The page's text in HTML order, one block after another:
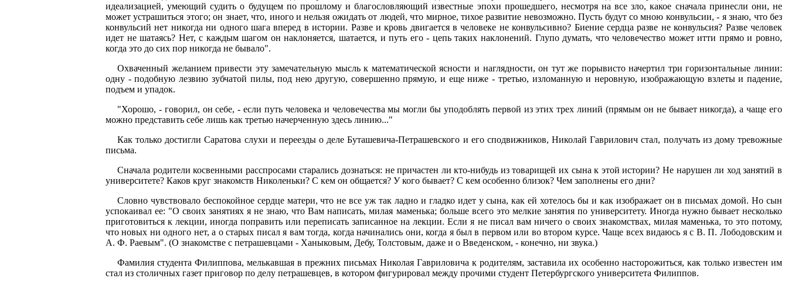
идеализацией, умеющий судить о будущем по прошлому и благословляющий известные эпохи прошедшего, несмотря на все зло, какое сначала принесли они, не
может устрашиться этого; он знает, что, иного и нельзя ожидать от людей, что мирное, тихое развитие невозможно. Пусть будут со мною конвульсии, - я знаю, что без
конвульсий нет никогда ни одного шага вперед в истории. Разве и кровь двигается в человеке не конвульсивно? Биение сердца разве не конвульсия? Разве человек
идет не шатаясь? Нет, с каждым шагом он наклоняется, шатается, и путь его - цепь таких наклонений. Глупо думать, что человечество может итти прямо и ровно,
когда это до сих пор никогда не бывало".
Охваченный желанием привести эту замечательную мысль к математической ясности и наглядности, он тут же порывисто начертил три горизонтальные линии:
одну - подобную лезвию зубчатой пилы, под нею другую, совершенно прямую, и еще ниже - третью, изломанную и неровную, изображающую взлеты и падение,
подъем и упадок.
"Хорошо, - говорил, он себе, - если путь человека и человечества мы могли бы уподоблять первой из этих трех линий (прямым он не бывает никогда), а чаще его
можно представить себе лишь как третью начерченную здесь линию..."
Как только достигли Саратова слухи и переезды о деле Буташевича-Петрашевского и его сподвижников, Николай Гаврилович стал, получать из дому тревожные
письма.
Сначала родители косвенными расспросами старались дознаться: не причастен ли кто-нибудь из товарищей их сына к этой истории? Не нарушен ли ход занятий в
университете? Каков круг знакомств Николеньки? С кем он общается? У кого бывает? С кем особенно близок? Чем заполнены его дни?
Словно чувствовало беспокойное сердце матери, что не все уж так ладно и гладко идет у сына, как ей хотелось бы и как изображает он в письмах домой. Но сын
успокаивал ее: "О своих занятиях я не знаю, что Вам написать, милая маменька; больше всего это мелкие занятия по университету. Иногда нужно бывает несколько
приготовиться к лекции, иногда поправить или переписать записанное на лекции. Если я не писал вам ничего о своих знакомствах, милая маменька, то это потому,
что новых ни одного нет, а о старых писал я вам тогда, когда начинались они, когда я был в первом или во втором курсе. Чаще всех видаюсь я с В. П. Лободовским и
А. Ф. Раевым". (О знакомстве с петрашевцами - Ханыковым, Дебу, Толстовым, даже и о Введенском, - конечно, ни звука.)
Фамилия студента Филиппова, мелькавшая в прежних письмах Николая Гавриловича к родителям, заставила их особенно насторожиться, как только известен им
стал из столичных газет приговор по делу петрашевцев, в котором фигурировал между прочими студент Петербургского университета Филиппов.